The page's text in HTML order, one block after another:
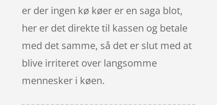
er der ingen kø køer er en saga blot,
her er det direkte til kassen og betale
med det samme, så det er slut med at
blive irriteret over langsomme
mennesker i køen.